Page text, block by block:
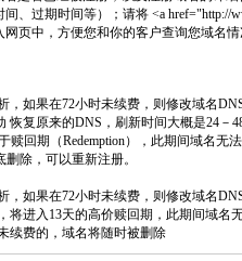
、过期时间等）；请将 <a href="http://
网页中，方便您和你的客户查询您域名
，如果在72小时未续费，则修改域名
恢复原来的DNS，刷新时间大概是24－
赎回期（Redemption），此期间域名无
除，可以重新注册。
，如果在72小时未续费，则修改域名
将进入13天的高价赎回期，此期间域名
续费的，域名将随时被删除